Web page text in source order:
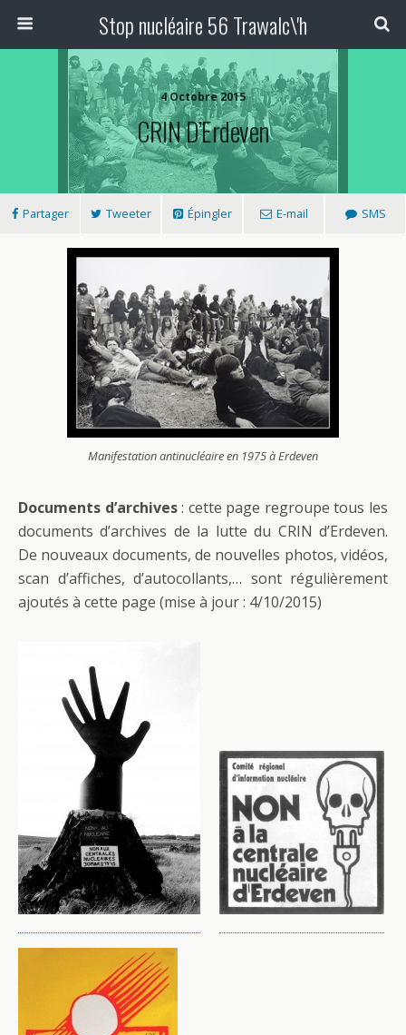
Stop nucléaire 56 Trawalc\'h
4 Octobre 2015
CRIN D’Erdeven
Partager Tweeter Épingler E-mail SMS
Manifestation antinucléaire en 1975 à Erdeven
Documents d’archives: cette page regroupe tous les
documents d’archives de la lutte du CRIN d’Erdeven.
De nouveaux documents, de nouvelles photos, vidéos,
scan d’affiches, d’autocollants,… sont régulièrement
ajoutés à cette page (mise à jour : 4/10/2015)